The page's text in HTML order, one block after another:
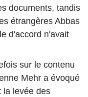
documents, tandis
étrangères Abbas
d'accord n'avait
sur le contenu
Mehr a évoqué
la levée des